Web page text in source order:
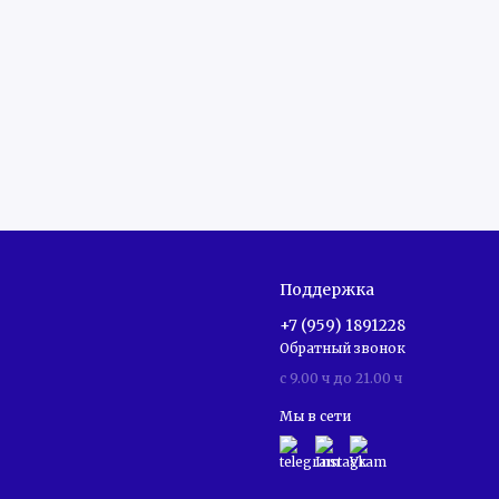
Поддержка
+7 (959) 1891228
Обратный звонок
c 9.00 ч до 21.00 ч
Мы в сети